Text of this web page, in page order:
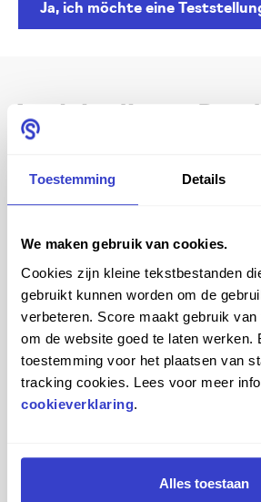
Toestemming Details
We maken gebruik van cookies.
Cookies zijn kleine tekstbestanden
gebruikt kunnen worden om de
verbeteren. Score maakt gebruik
om de website goed te laten werken.
toestemming voor het plaatsen van
tracking cookies. Lees voor meer
cookieverklaring.
Alles toestaan
Ja, ich möchte eine
Auch in dieser
erhältlich